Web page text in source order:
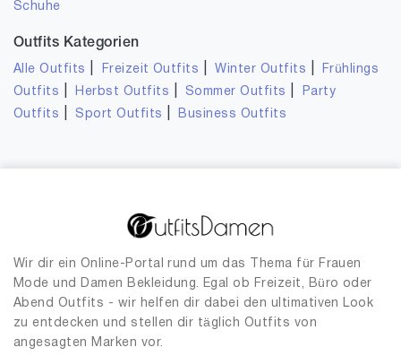
Schuhe
Outfits Kategorien
Alle Outfits Freizeit Outfits |Winter Outfits
Frühlings
Outfits
Herbst Outfits Sommer Outfits
Party
Outfits
Sport Outfits Business Outfits
Wir dir ein Online-Portal rund um das Thema für Frauen
Mode und Damen Bekleidung. Egal ob Freizeit, Büro oder
Abend Outfits - wir helfen dir dabei den ultimativen Look
zu entdecken und stellen dir täglich Outfits von
angesagten Marken vor.